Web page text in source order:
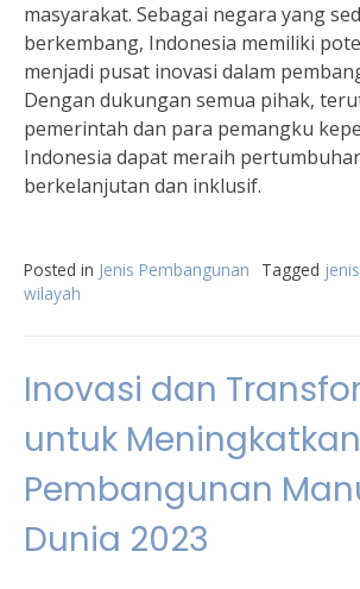
masyarakat. Sebagai negara yang
berkembang, Indonesia memiliki
menjadi pusat inovasi dalam
Dengan dukungan semua pihak,
pemerintah dan para pemangku
Indonesia dapat meraih
berkelanjutan dan inklusif.
Posted in Jenis Pembangunan Tagged
wilayah
Inovasi dan
untuk
Pembangunan
Dunia 2023